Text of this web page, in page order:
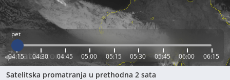
pet
04:15 04:30 04:45 05:00 05:15 05:30 05:45 06:00 06:15
Satelitska promatranja u prethodna 2 sata